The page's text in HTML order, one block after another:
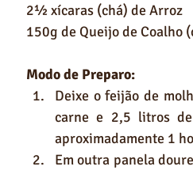
2½ xícaras (chá) de Arroz
150g de Queijo de Coalho
Modo de Preparo:
Deixe o feijão de
carne e 2,5 litros
aproximadamente 1
Em outra panela